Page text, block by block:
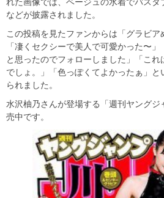
などが披露されました。
この投稿を見たファンからは「グラビア
「凄くセクシーで美人で可愛かった〜
と思ったのでフォローしました」「こ
でしょ。」「色っぽくてよかったぁ」
られました。
水沢柚乃さんが登場する「週刊ヤング
売中です。